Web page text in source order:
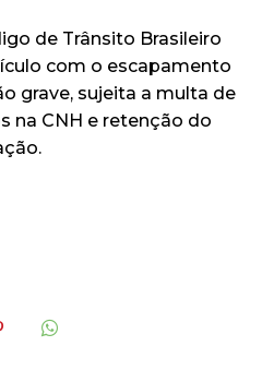
de Trânsito Brasileiro
com o escapamento
grave, sujeita a multa de
na CNH e retenção do